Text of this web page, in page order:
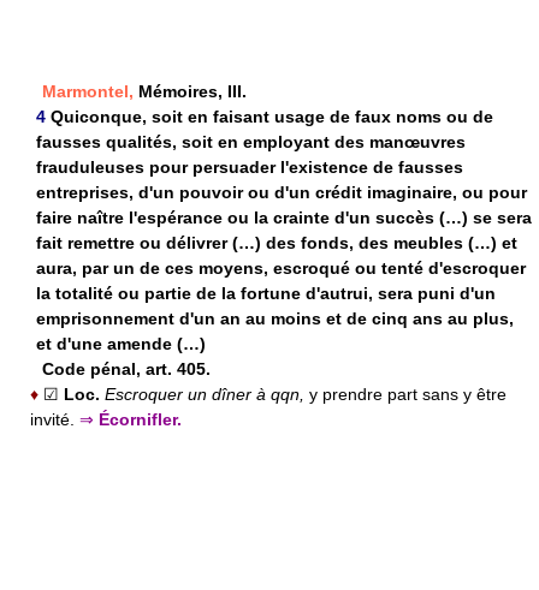
Marmontel, Mémoires, III.
4 Quiconque, soit en faisant usage de faux noms ou de
fausses qualités, soit en employant des manœuvres
frauduleuses pour persuader l'existence de fausses
entreprises, d'un pouvoir ou d'un crédit imaginaire, ou pour
faire naître l'espérance ou la crainte d'un succès (…) se sera
fait remettre ou délivrer (…) des fonds, des meubles (…) et
aura, par un de ces moyens, escroqué ou tenté d'escroquer
la totalité ou partie de la fortune d'autrui, sera puni d'un
emprisonnement d'un an au moins et de cinq ans au plus,
et d'une amende (…)
Code pénal, art. 405.
♦ ☑ Loc. Escroquer un dîner à qqn, y prendre part sans y être
invité. ⇒ Écornifler.